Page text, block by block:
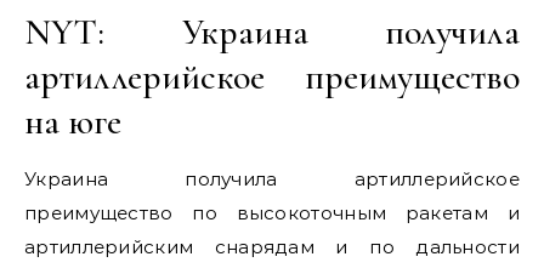
NYT: Украина получила
артиллерийское преимущество
на юге
Украина получила артиллерийское
преимущество по высокоточным ракетам и
артиллерийским снарядам и по дальности